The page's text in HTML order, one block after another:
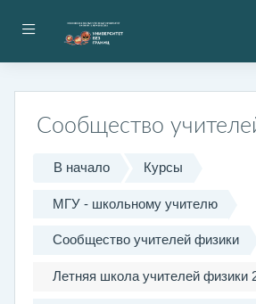
Боковая панель
Сообщество
В начало Курсы
МГУ - школьному учителю
Сообщество учителей физики
Летняя школа учителей физики